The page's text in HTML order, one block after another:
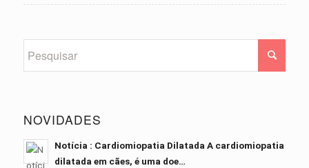
NOVIDADES
Notícia : Cardiomiopatia Dilatada A cardiomiopatia
dilatada em cães, é uma doe…